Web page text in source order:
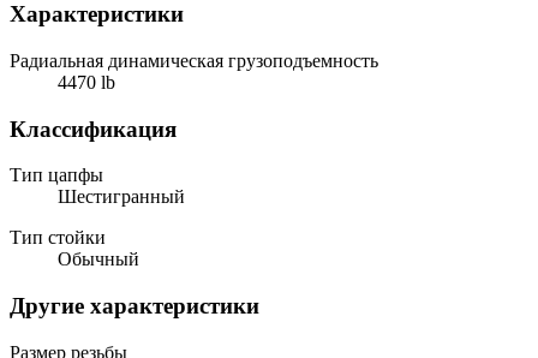
Характеристики
Радиальная динамическая грузоподъемность
4470 lb
Классификация
Тип цапфы
Шестигранный
Тип стойки
Обычный
Другие характеристики
Размер резьбы